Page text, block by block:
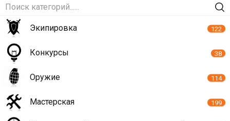
Экипировка 122
Конкурсы 38
Оружие 114
Мастерская 199